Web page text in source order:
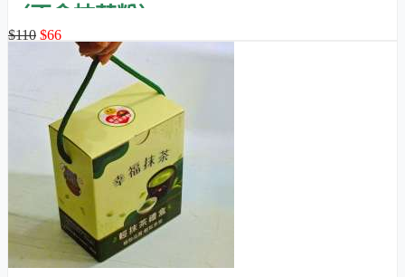
（不含抹茶粉）
$110 $66